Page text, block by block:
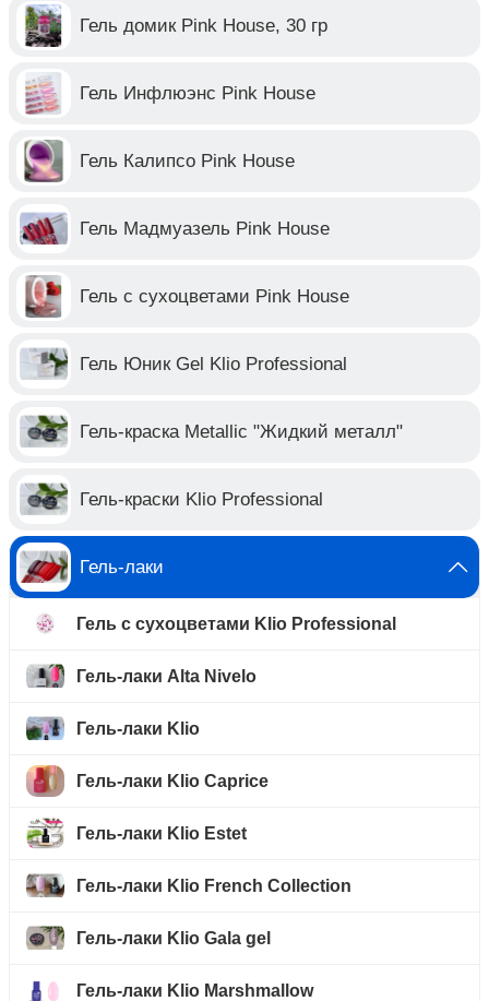
Гель домик Pink House, 30 гр
Гель Инфлюэнс Pink House
Гель Калипсо Pink House
Гель Мадмуазель Pink House
Гель с сухоцветами Pink House
Гель Юник Gel Klio Professional
Гель-краска Metallic "Жидкий металл"
Гель-краски Klio Professional
Гель-лаки
Гель с сухоцветами Klio Professional
Гель-лаки Alta Nivelo
Гель-лаки Klio
Гель-лаки Klio Caprice
Гель-лаки Klio Estet
Гель-лаки Klio French Collection
Гель-лаки Klio Gala gel
Гель-лаки Klio Marshmallow